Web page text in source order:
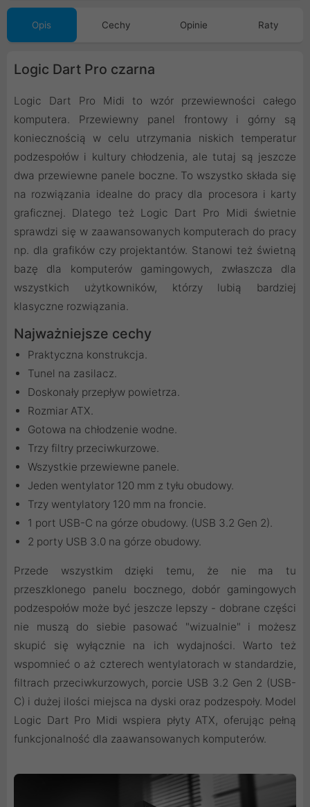
Opis Cechy Opinie Raty
Logic Dart Pro czarna
Logic Dart Pro Midi to wzór przewiewności całego
komputera. Przewiewny panel frontowy i górny są
koniecznością w celu utrzymania niskich temperatur
podzespołów i kultury chłodzenia, ale tutaj są jeszcze
dwa przewiewne panele boczne. To wszystko składa się
na rozwiązania idealne do pracy dla procesora i karty
graficznej. Dlatego też Logic Dart Pro Midi świetnie
sprawdzi się w zaawansowanych komputerach do pracy
np. dla grafików czy projektantów. Stanowi też świetną
bazę dla komputerów gamingowych, zwłaszcza dla
wszystkich użytkowników, którzy lubią bardziej
klasyczne rozwiązania.
Najważniejsze cechy
Praktyczna konstrukcja.
Tunel na zasilacz.
Doskonały przepływ powietrza.
Rozmiar ATX.
Gotowa na chłodzenie wodne.
Trzy filtry przeciwkurzowe.
Wszystkie przewiewne panele.
Jeden wentylator 120 mm z tyłu obudowy.
Trzy wentylatory 120 mm na froncie.
1 port USB-C na górze obudowy. (USB 3.2 Gen 2).
2 porty USB 3.0 na górze obudowy.
Przede wszystkim dzięki temu, że nie ma tu
przeszklonego panelu bocznego, dobór gamingowych
podzespołów może być jeszcze lepszy - dobrane części
nie muszą do siebie pasować "wizualnie" i możesz
skupić się wyłącznie na ich wydajności. Warto też
wspomnieć o aż czterech wentylatorach w standardzie,
filtrach przeciwkurzowych, porcie USB 3.2 Gen 2 (USB-
C) i dużej ilości miejsca na dyski oraz podzespoły. Model
Logic Dart Pro Midi wspiera płyty ATX, oferując pełną
funkcjonalność dla zaawansowanych komputerów.